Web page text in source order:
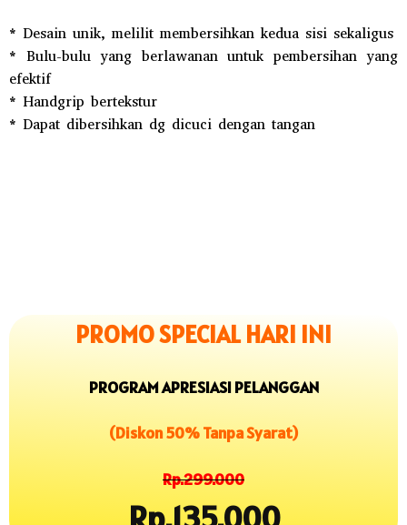
* Desain unik, melilit membersihkan kedua sisi sekaligus
* Bulu-bulu yang berlawanan untuk pembersihan yang
efektif
* Handgrip bertekstur
* Dapat dibersihkan dg dicuci dengan tangan
PROMO SPECIAL HARI INI
PROGRAM APRESIASI PELANGGAN
(Diskon 50% Tanpa Syarat)
Rp.299.000